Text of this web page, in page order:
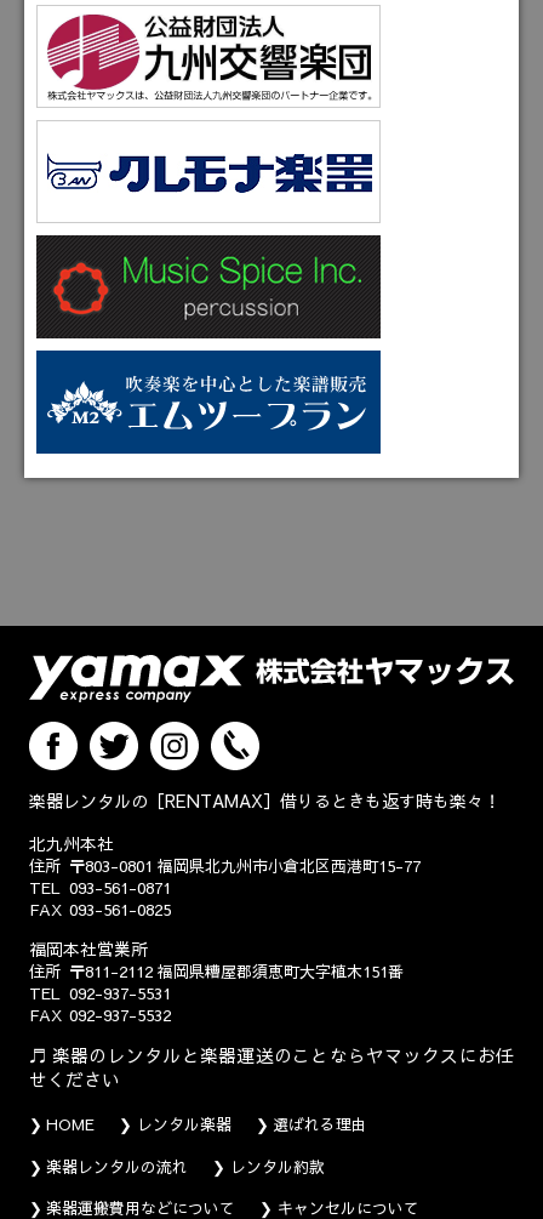
楽器レンタルの［RENTAMAX］借りるときも返す時も楽々！
北九州本社
住所 〒803-0801 福岡県北九州市小倉北区西港町15-77
TEL 093-561-0871
FAX 093-561-0825
福岡本社営業所
住所 〒811-2112 福岡県糟屋郡須恵町大字植木151番
TEL 092-937-5531
FAX 092-937-5532
楽器のレンタルと楽器運送のことならヤマックスにお任
せください
HOME レンタル楽器
選ばれる理由
楽器レンタルの流れ
レンタル約款
楽器運搬費用などについて
キャンセルについて